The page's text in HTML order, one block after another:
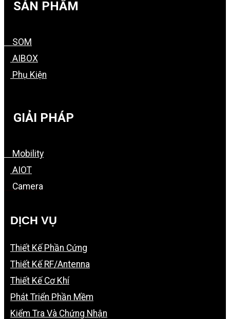
SẢN PHẨM
SOM
AIBOX
Phụ Kiện
GIẢI PHÁP
Mobility
AIOT
Camera
DỊCH VỤ
Thiết Kế Phần Cứng
Thiết Kế RF/Antenna
Thiết Kế Cơ Khí
Phát Triển Phần Mềm
Kiểm Tra Và Chứng Nhận